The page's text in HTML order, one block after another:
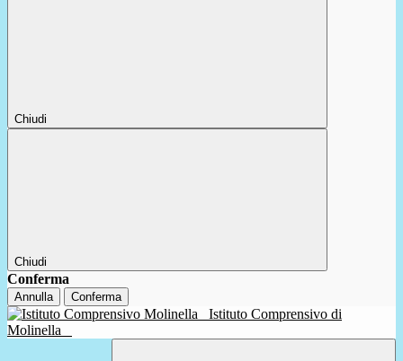
Chiudi
Chiudi
Conferma
Annulla Conferma
Istituto Comprensivo di
Molinella